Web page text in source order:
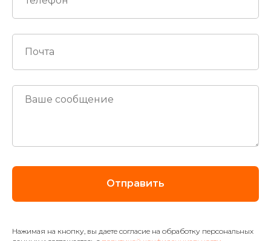
Отправить
Нажимая на кнопку, вы даете согласие на обработку персональных